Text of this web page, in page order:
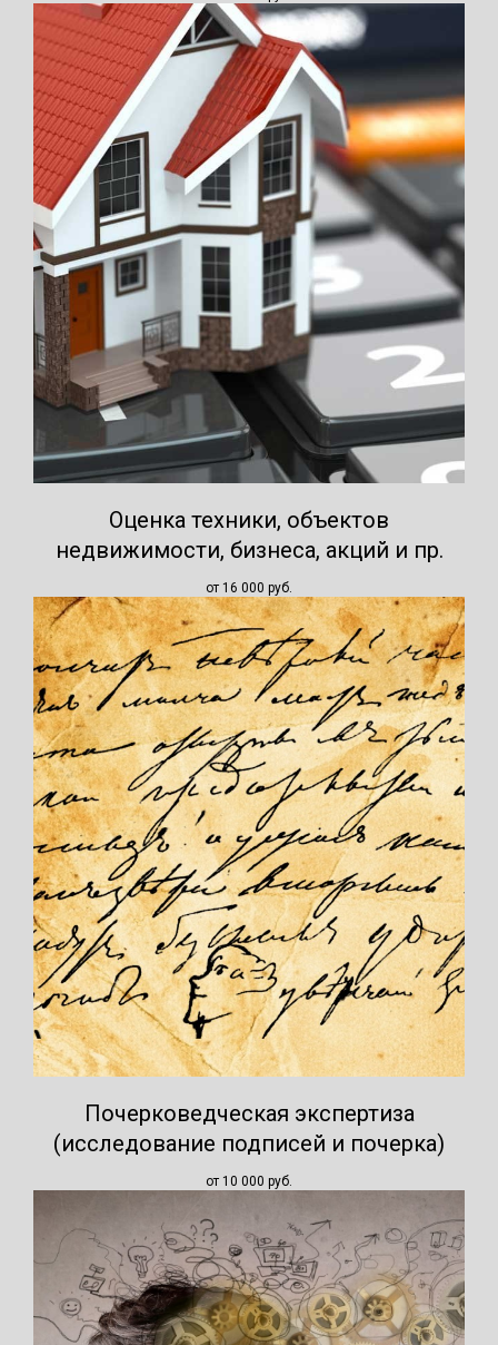
Оценка техники, объектов
недвижимости, бизнеса, акций и пр.
от 16 000 руб.
Почерковедческая экспертиза
(исследование подписей и почерка)
от 10 000 руб.